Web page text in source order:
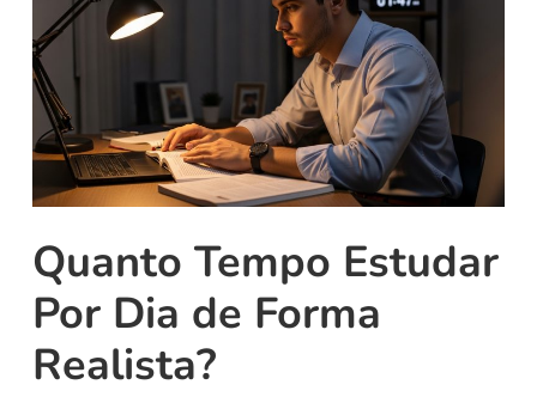
Quanto Tempo Estudar
Por Dia de Forma
Realista?